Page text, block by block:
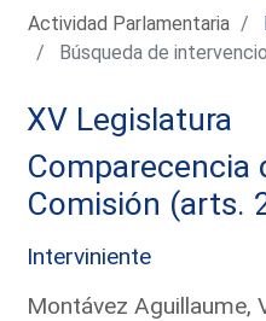
Actividad Parlamentaria
Búsqueda de
XV Legislatura
Comparecencia
Comisión (arts.
Interviniente
Montávez Aguillaume,